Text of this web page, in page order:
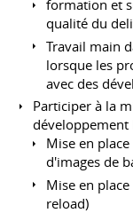
formation et
qualité du
Travail main
lorsque les
avec des
Participer à la
développement
Mise en
d'images de
Mise en
reload)